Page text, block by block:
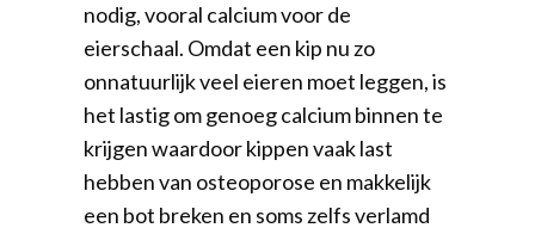
nodig, vooral calcium voor de
eierschaal. Omdat een kip nu zo
onnatuurlijk veel eieren moet leggen, is
het lastig om genoeg calcium binnen te
krijgen waardoor kippen vaak last
hebben van osteoporose en makkelijk
een bot breken en soms zelfs verlamd